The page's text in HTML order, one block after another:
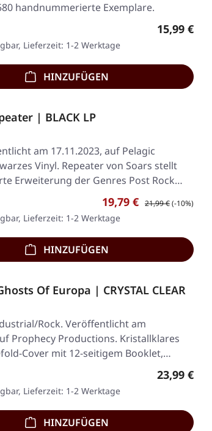
handnummerierte Exemplare.
Regulärer
15,99 €
Lieferzeit: 1-2 Werktage
HINZUFÜGEN
| BLACK LP
am 17.11.2023, auf Pelagic
Vinyl. Repeater von Soars stellt
Erweiterung der Genres Post Rock…
Verkaufspreis:
19,79 € Regulärer Preis:
21,99 €(-10%)
Lieferzeit: 1-2 Werktage
HINZUFÜGEN
Of Europa | CRYSTAL CLEAR
Rock. Veröffentlicht am
Prophecy Productions. Kristallklares
Cover mit 12-seitigem Booklet,…
Regulärer
23,99 €
Lieferzeit: 1-2 Werktage
HINZUFÜGEN